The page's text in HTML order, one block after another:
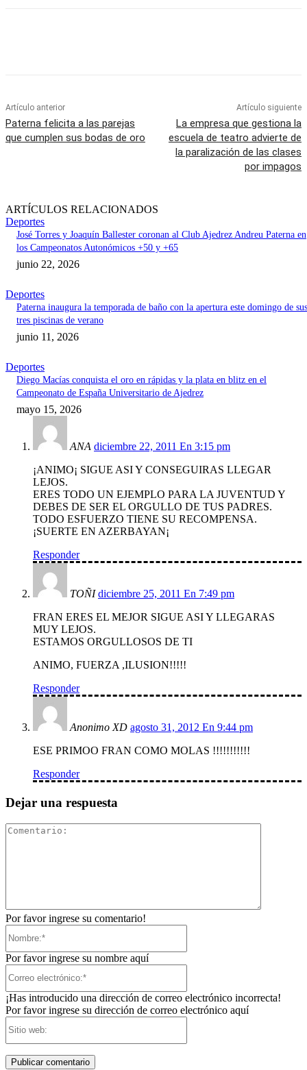
Artículo anterior
Paterna felicita a las parejas
que cumplen sus bodas de oro
Artículo siguiente
La empresa que gestiona la
escuela de teatro advierte de
la paralización de las clases
por impagos
ARTÍCULOS RELACIONADOS
Deportes
José Torres y Joaquín Ballester coronan al Club Ajedrez Andreu Paterna en
los Campeonatos Autonómicos +50 y +65
junio 22, 2026
Deportes
Paterna inaugura la temporada de baño con la apertura este domingo de sus
tres piscinas de verano
junio 11, 2026
Deportes
Diego Macías conquista el oro en rápidas y la plata en blitz en el
Campeonato de España Universitario de Ajedrez
mayo 15, 2026
ANA diciembre 22, 2011 En 3:15 pm
¡ANIMO¡ SIGUE ASI Y CONSEGUIRAS LLEGAR
LEJOS.
ERES TODO UN EJEMPLO PARA LA JUVENTUD Y
DEBES DE SER EL ORGULLO DE TUS PADRES.
TODO ESFUERZO TIENE SU RECOMPENSA.
¡SUERTE EN AZERBAYAN¡
Responder
TOÑI diciembre 25, 2011 En 7:49 pm
FRAN ERES EL MEJOR SIGUE ASI Y LLEGARAS
MUY LEJOS.
ESTAMOS ORGULLOSOS DE TI
ANIMO, FUERZA ,ILUSION!!!!!
Responder
Anonimo XD agosto 31, 2012 En 9:44 pm
ESE PRIMOO FRAN COMO MOLAS !!!!!!!!!!!
Responder
Dejar una respuesta
Por favor ingrese su comentario!
Por favor ingrese su nombre aquí
¡Has introducido una dirección de correo electrónico incorrecta!
Por favor ingrese su dirección de correo electrónico aquí